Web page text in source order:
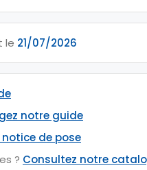
le 21/07/2026
notre guide
de pose
? Consultez notre